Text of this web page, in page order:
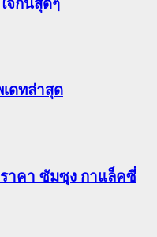
เดทล่าสุด
ราคา ซัมซุง กาแล็คซี่